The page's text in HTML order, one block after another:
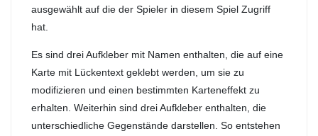
ausgewählt auf die der Spieler in diesem Spiel Zugriff
hat.
Es sind drei Aufkleber mit Namen enthalten, die auf eine
Karte mit Lückentext geklebt werden, um sie zu
modifizieren und einen bestimmten Karteneffekt zu
erhalten. Weiterhin sind drei Aufkleber enthalten, die
unterschiedliche Gegenstände darstellen. So entstehen